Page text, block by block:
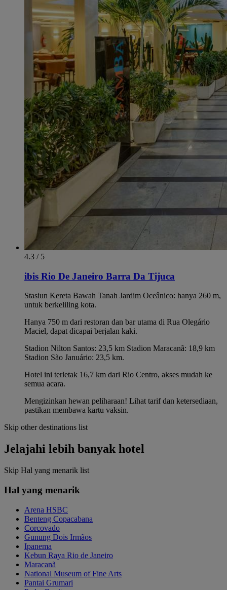
4.3 / 5
ibis Rio De Janeiro Barra Da Tijuca
Stasiun Kereta Bawah Tanah Jardim Oceânico: hanya 260 m,
untuk berkeliling kota.
Hanya 750 m dari restoran dan bar utama di Rua Olegário
Maciel, dapat dicapai berjalan kaki.
Stadion Nilton Santos: 23,5 km Stadion Maracanã: 18,9 km
Stadion São Januário: 23,5 km.
Hotel ini terletak 16,7 km dari Rio Centro, akses mudah ke
semua acara.
Mengizinkan hewan peliharaan! Lihat tarif dan ketersediaan,
pastikan membawa kartu vaksin.
Skip other destinations list
Jelajahi lebih banyak hotel
Skip Hal yang menarik list
Hal yang menarik
Arena HSBC
Benteng Copacabana
Corcovado
Gunung Dois Irmãos
Ipanema
Kebun Raya Rio de Janeiro
Maracanã
National Museum of Fine Arts
Pantai Grumari